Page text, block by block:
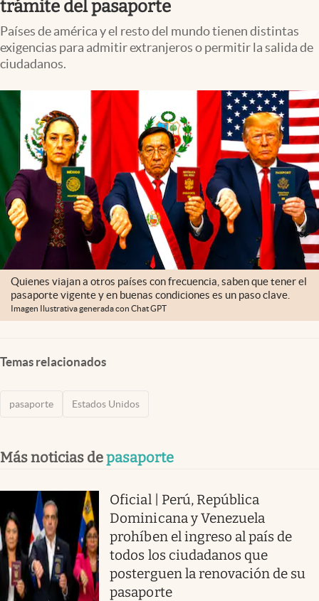
Lifestyle
trámite del pasaporte
Países de américa y el resto del mundo tienen distintas
exigencias para admitir extranjeros o permitir la salida de
ciudadanos.
Quienes viajan a otros países con frecuencia, saben que tener el
pasaporte vigente y en buenas condiciones es un paso clave.
Imagen Ilustrativa generada con Chat GPT
Temas relacionados
pasaporte Estados Unidos
Más noticias depasaporte
Oficial | Perú, República
Dominicana y Venezuela
prohíben el ingreso al país de
todos los ciudadanos que
posterguen la renovación de su
pasaporte